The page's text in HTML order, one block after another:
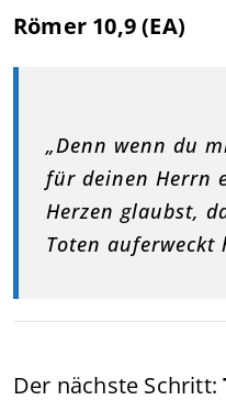
Römer 10,9 (EA)
„Denn wenn du
für deinen Herrn
Herzen glaubst,
Toten
Der nächste Schritt: